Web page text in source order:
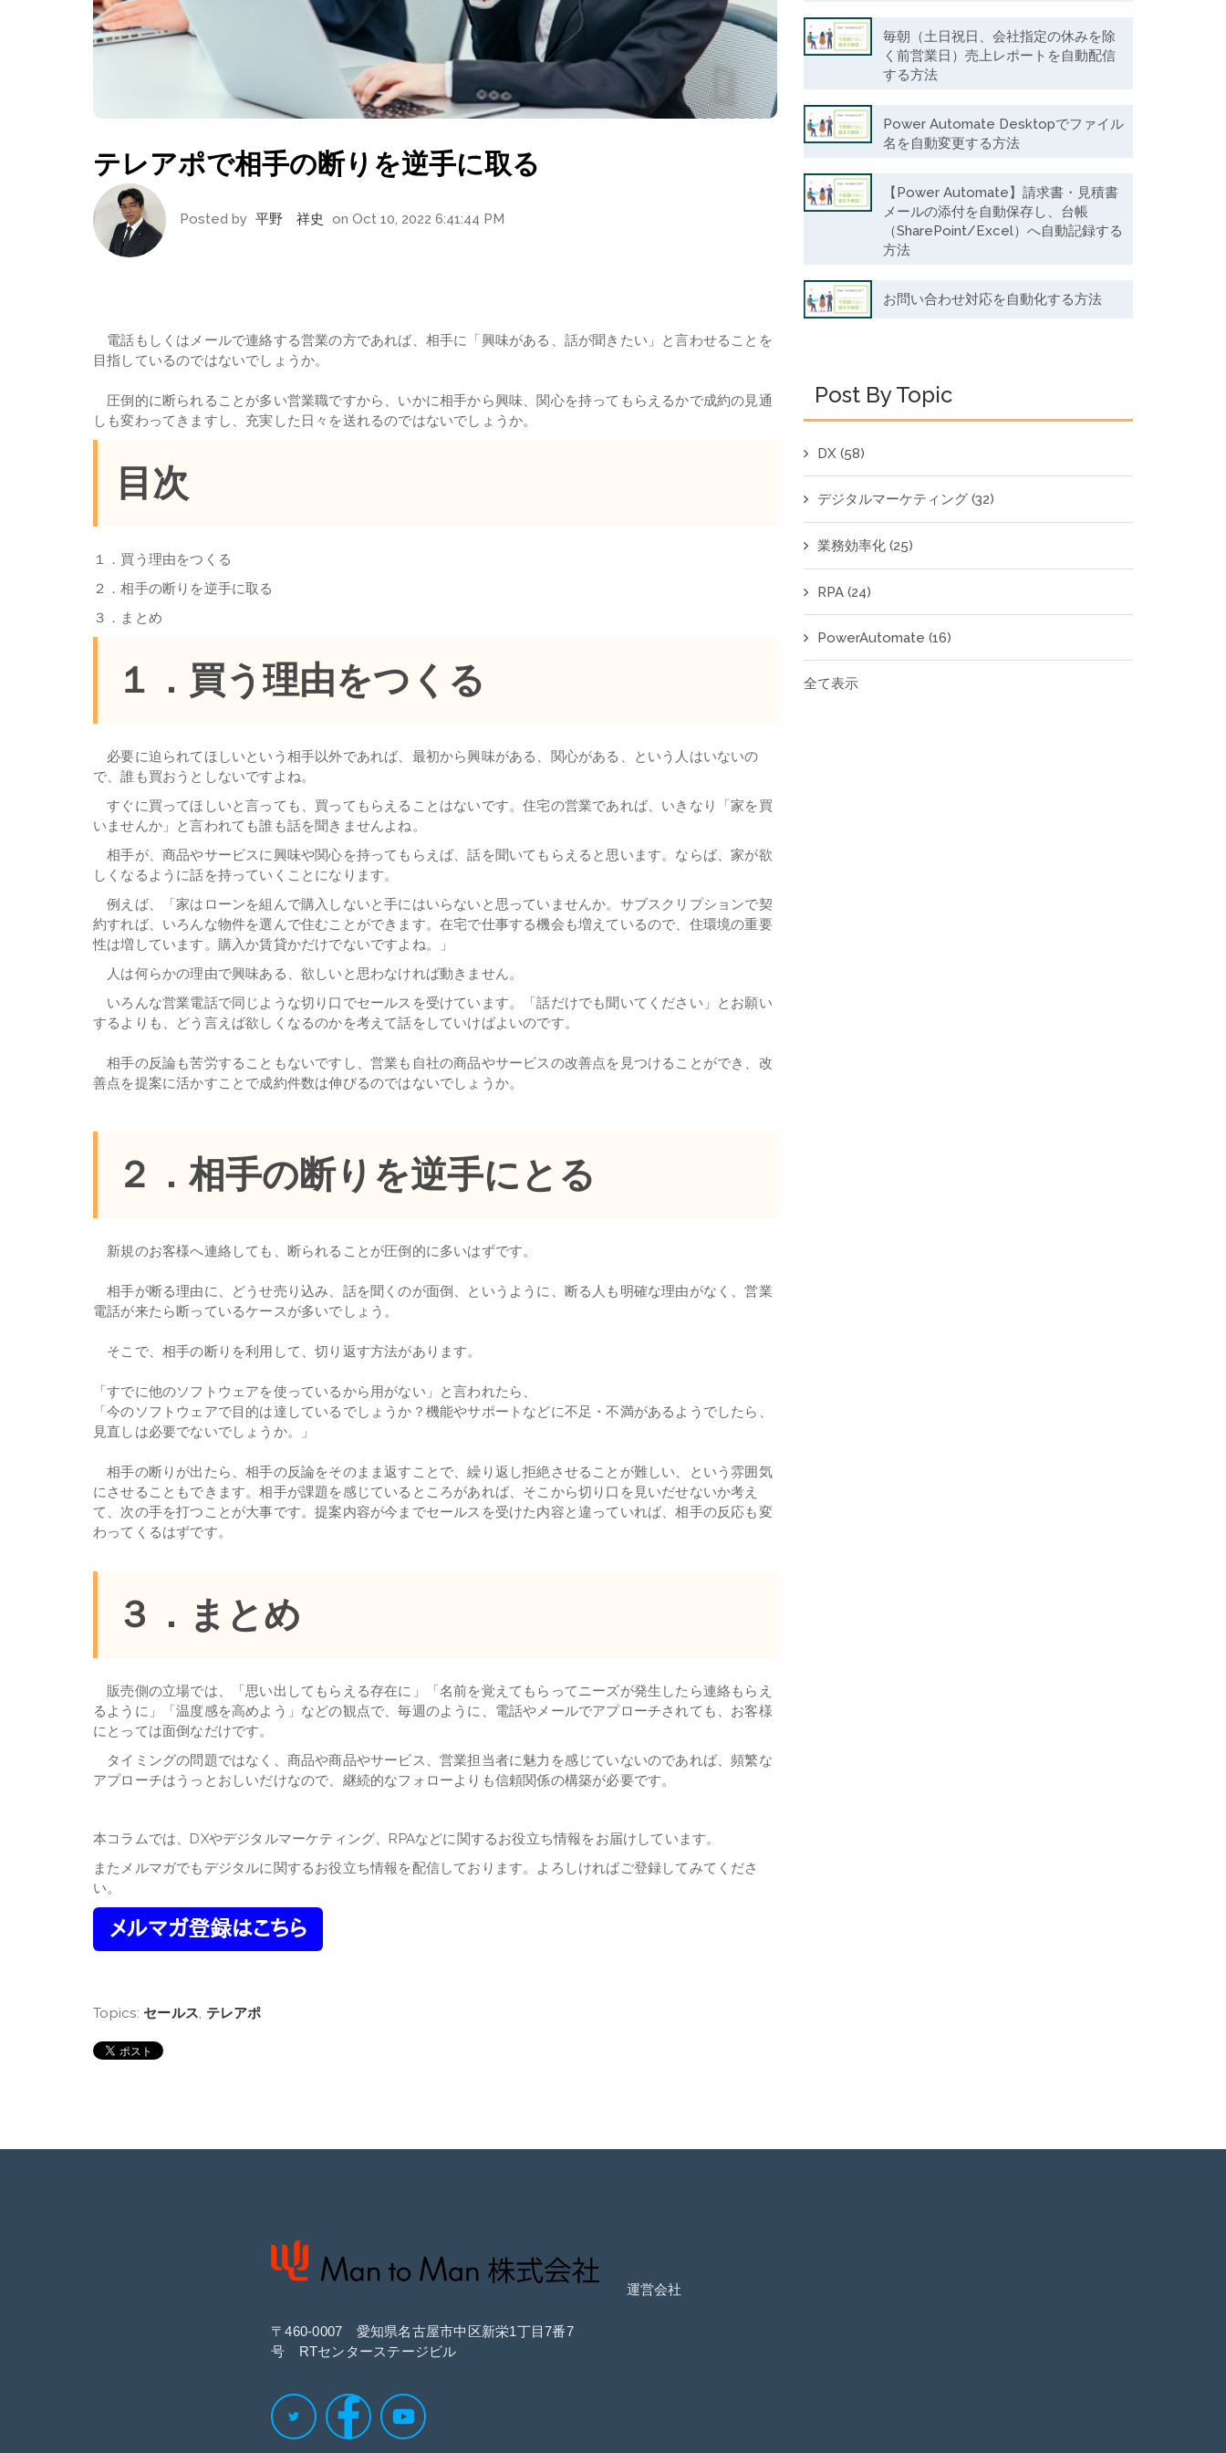
テレアポで相手の断りを逆手に取る
Posted by 平野 祥史 on Oct 10, 2022 6:41:44 PM
電話もしくはメールで連絡する営業の方であれば、相手に「興味がある、話が聞きたい」と言わせることを
目指しているのではないでしょうか。
圧倒的に断られることが多い営業職ですから、いかに相手から興味、関心を持ってもらえるかで成約の見通
しも変わってきますし、充実した日々を送れるのではないでしょうか。
目次
１．買う理由をつくる
２．相手の断りを逆手に取る
３．まとめ
１．買う理由をつくる
必要に迫られてほしいという相手以外であれば、最初から興味がある、関心がある、という人はいないの
で、誰も買おうとしないですよね。
すぐに買ってほしいと言っても、買ってもらえることはないです。住宅の営業であれば、いきなり「家を買
いませんか」と言われても誰も話を聞きませんよね。
相手が、商品やサービスに興味や関心を持ってもらえば、話を聞いてもらえると思います。ならば、家が欲
しくなるように話を持っていくことになります。
例えば、「家はローンを組んで購入しないと手にはいらないと思っていませんか。サブスクリプションで契
約すれば、いろんな物件を選んで住むことができます。在宅で仕事する機会も増えているので、住環境の重要
性は増しています。購入か賃貸かだけでないですよね。」
人は何らかの理由で興味ある、欲しいと思わなければ動きません。
いろんな営業電話で同じような切り口でセールスを受けています。「話だけでも聞いてください」とお願い
するよりも、どう言えば欲しくなるのかを考えて話をしていけばよいのです。
相手の反論も苦労することもないですし、営業も自社の商品やサービスの改善点を見つけることができ、改
善点を提案に活かすことで成約件数は伸びるのではないでしょうか。
２．相手の断りを逆手にとる
新規のお客様へ連絡しても、断られることが圧倒的に多いはずです。
相手が断る理由に、どうせ売り込み、話を聞くのが面倒、というように、断る人も明確な理由がなく、営業
電話が来たら断っているケースが多いでしょう。
そこで、相手の断りを利用して、切り返す方法があります。
「すでに他のソフトウェアを使っているから用がない」と言われたら、
「今のソフトウェアで目的は達しているでしょうか？機能やサポートなどに不足・不満があるようでしたら、
見直しは必要でないでしょうか。」
相手の断りが出たら、相手の反論をそのまま返すことで、繰り返し拒絶させることが難しい、という雰囲気
にさせることもできます。相手が課題を感じているところがあれば、そこから切り口を見いだせないか考え
て、次の手を打つことが大事です。提案内容が今までセールスを受けた内容と違っていれば、相手の反応も変
わってくるはずです。
３．まとめ
販売側の立場では、「思い出してもらえる存在に」「名前を覚えてもらってニーズが発生したら連絡もらえ
るように」「温度感を高めよう」などの観点で、毎週のように、電話やメールでアプローチされても、お客様
にとっては面倒なだけです。
タイミングの問題ではなく、商品や商品やサービス、営業担当者に魅力を感じていないのであれば、頻繁な
アプローチはうっとおしいだけなので、継続的なフォローよりも信頼関係の構築が必要です。
本コラムでは、DXやデジタルマーケティング、RPAなどに関するお役立ち情報をお届けしています。
またメルマガでもデジタルに関するお役立ち情報を配信しております。よろしければご登録してみてくださ
い。
Topics: セールス, テレアポ
毎朝（土日祝日、会社指定の休みを除
く前営業日）売上レポートを自動配信
する方法
Power Automate Desktopでファイル
名を自動変更する方法
【Power Automate】請求書・見積書
メールの添付を自動保存し、台帳
（SharePoint/Excel）へ自動記録する
方法
お問い合わせ対応を自動化する方法
Post By Topic
DX(58)
デジタルマーケティング(32)
業務効率化(25)
RPA(24)
PowerAutomate(16)
全て表示
〒460‐0007 愛知県名古屋市中区新栄1丁目7番7
号 RTセンターステージビル
運営会社